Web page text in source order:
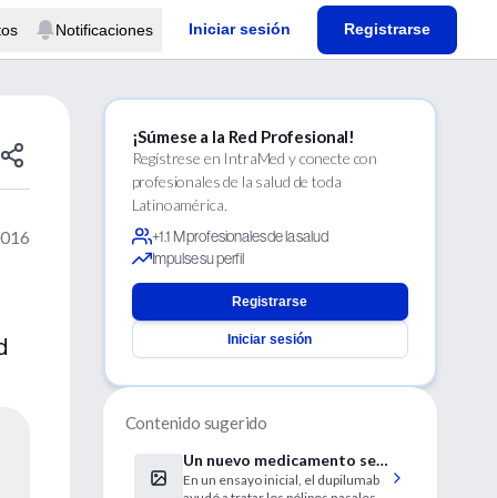
Notificaciones Iniciar sesión Registrarse
¡Súmese a la Red Profesional!
Regístrese en IntraMed y conecte con
profesionales de la salud de toda
Latinoamérica.
+1.1 M profesionales de la salud
Impulse su perfil
Registrarse
Iniciar sesión
Contenido sugerido
Un nuevo medicamento se
muestra promisorio contra
En un ensayo inicial, el dupilumab